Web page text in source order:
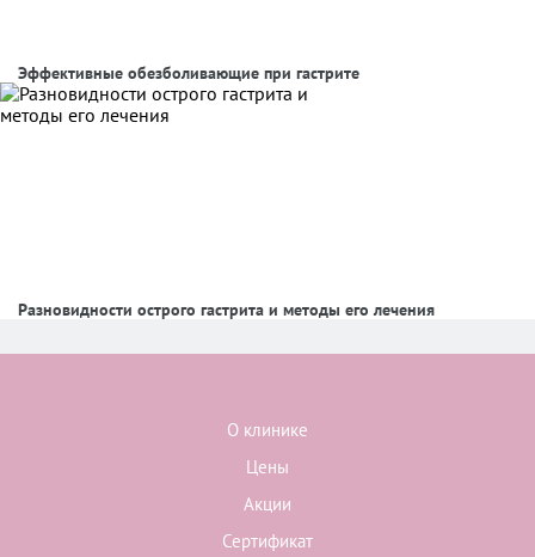
Эффективные обезболивающие при гастрите
Разновидности острого гастрита и методы его лечения
О клинике
Цены
Акции
Сертификат